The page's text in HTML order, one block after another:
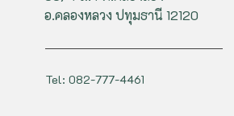
อ.คลองหลวง ปทุมธานี 12120
Tel: 082-777-4461